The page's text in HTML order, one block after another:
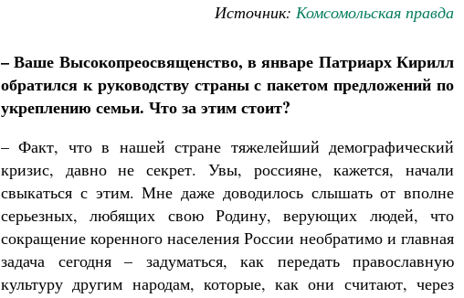
Источник: Комсомольская правда
– Ваше Высокопреосвященство, в январе Патриарх Кирилл
обратился к руководству страны с пакетом предложений по
укреплению семьи. Что за этим стоит?
– Факт, что в нашей стране тяжелейший демографический
кризис, давно не секрет. Увы, россияне, кажется, начали
свыкаться с этим. Мне даже доводилось слышать от вполне
серьезных, любящих свою Родину, верующих людей, что
сокращение коренного населения России необратимо и главная
задача сегодня – задуматься, как передать православную
культуру другим народам, которые, как они считают, через